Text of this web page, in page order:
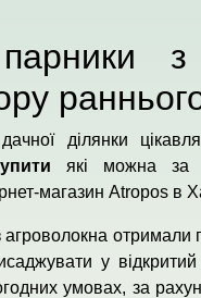
з
ділянки
які можна за
магазин Atropos в
агроволокна отримали
у відкритий
умовах, за